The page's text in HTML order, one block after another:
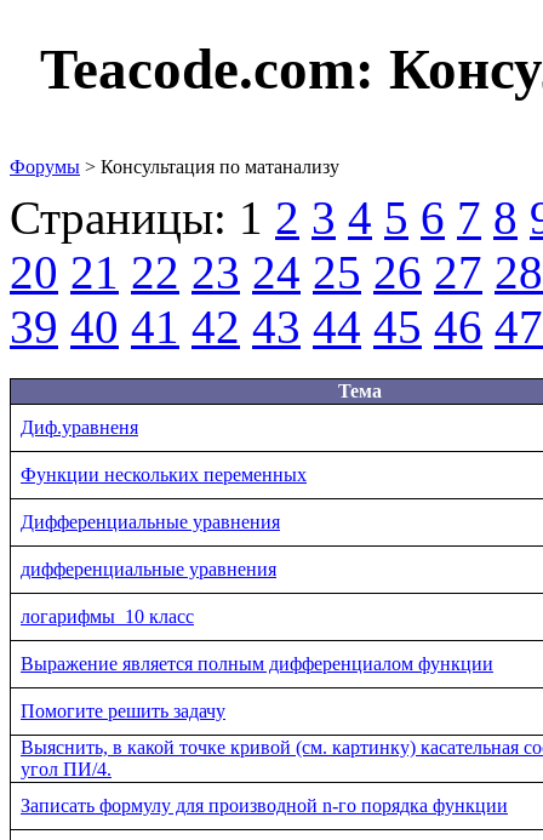
Teacode.com:
Форумы > Консультация по матанализу
Страницы: 1 2 3 4 5 6 7 8
20 21 22 23 24 25 26 27 28
39 40 41 42 43 44 45 46 47
Тема
Диф.уравненя
Функции нескольких переменных
Дифференциальные уравнения
дифференциальные уравнения
логарифмы_10 класс
Выражение является полным дифференциалом функции
Помогите решить задачу
Выяснить, в какой точке кривой (см. картинку) касательная
угол ПИ/4.
Записать формулу для производной n-го порядка функции